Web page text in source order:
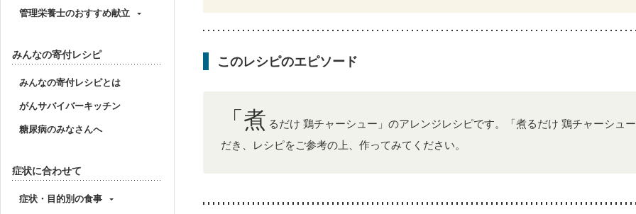
管理栄養士のおすすめ献立
みんなの寄付レシピ
みんなの寄付レシピとは
がんサバイバーキッチン
糖尿病のみなさんへ
症状に合わせて
症状・目的別の食事
貧血対策
ニキビ・肌荒れ 妊活中 更年期
このレシピのエピソード
「煮 るだけ 鶏チャーシュー」のアレンジレシピです。「煮るだけ 鶏チャーシュ
だき、レシピをご参考の上、作ってみてください。